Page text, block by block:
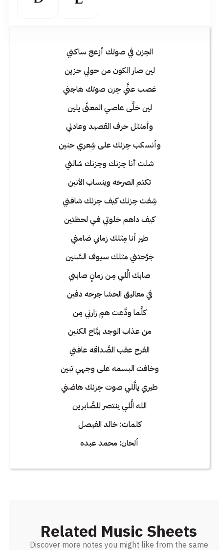
الحِزن في صوتك أزعج ساكني
لين صار الكون من حولي حزين
غصب عنَّي حِزن صوتك هاجني
لين خلَّى عاصـي المعنّى يلين
وأمتثل حرف القصيد وعادني
وأنسكب حِزنك على شِعري حنين
شلت أنا حِزنك وحِزنك شالني
تكتم الصرخه وينساب الأنين
شِفت حِزنك كيف حِزنك شافني
كيف داهم خلوتي فـي لحظتين
طير أنا مِثلك زماني ضامني
جرَّحتني مثلك سيوف السَّنين
صابك الَّلي مِـن زمانٍ صابني
في معاليق الحشا جرحه دفين
كلَّما ودَّعت همٍ زارني مِن
من عذاب الوجد بيَّاح الكنين
الفرح عقب الصَّداقه عافني
وخافت البسمه على وجهي تبين
طيري يالَّلي صوت حِزنك هاضني
الله الَّلي ينتصر للصَّابرين
كلمات: خالد الفيصل
ألحان: محمد عبده
Related Music Sheets
Discover more notes you might like from the same